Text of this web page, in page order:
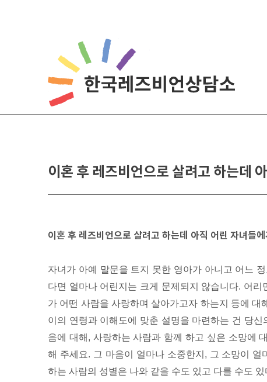
이혼 후 레즈비언으로 살려고 하는데
이혼 후 레즈비언으로 살려고 하는데 아직 어린 자녀들
자녀가 아예 말문을 트지 못한 영아가 아니고 어느
다면 얼마나 어린지는 크게 문제되지 않습니다. 어
가 어떤 사람을 사랑하며 살아가고자 하는지 등에
이의 연령과 이해도에 맞춘 설명을 마련하는 건 당
음에 대해, 사랑하는 사람과 함께 하고 싶은 소망에
해 주세요. 그 마음이 얼마나 소중한지, 그 소망이
하는 사람의 성별은 나와 같을 수도 있고 다를 수도